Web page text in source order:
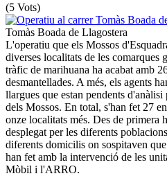
(5 Vots)
Tomàs Boada de Llagostera
L'operatiu que els Mossos
diverses localitats de les comarques
tràfic de marihuana ha acabat amb
desmantellades. A més, els agents
llargues que estan pendents
dels Mossos. En total, s'han fet 27
onze localitats més. Des de primera
desplegat per les diferents
diferents domicilis on sospitaven
han fet amb la intervenció de les
Mòbil i l'ARRO.